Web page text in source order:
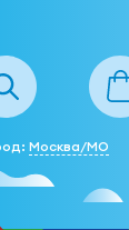
Москва/МО